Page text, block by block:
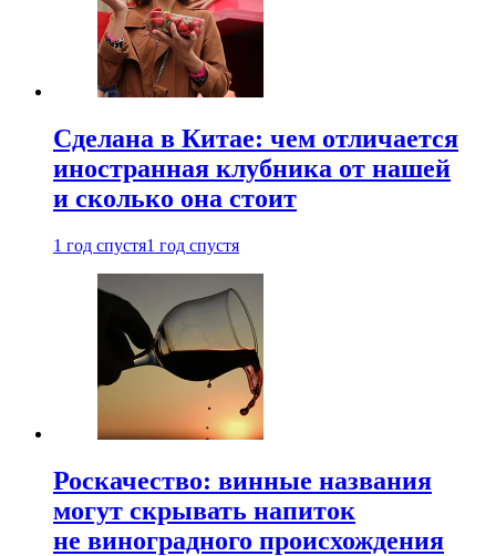
Сделана в Китае: чем отличается
иностранная клубника от нашей
и сколько она стоит
1 год спустя1 год спустя
Роскачество: винные названия
могут скрывать напиток
не виноградного происхождения